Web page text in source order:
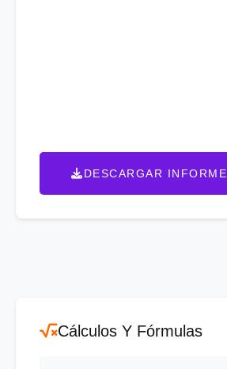
DESCARGAR INFORME
Cálculos Y Fórmulas